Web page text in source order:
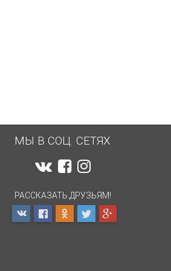
МЫ В СОЦ. СЕТЯХ
РАССКАЗАТЬ ДРУЗЬЯМ!